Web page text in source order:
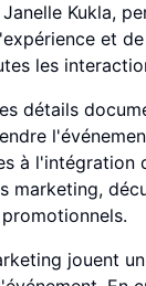
Kukla,
et
les
détails
à l'intégration
marketing,
jouent